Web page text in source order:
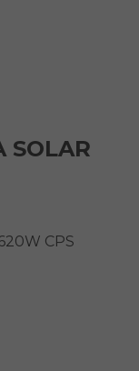
SOLAR
CPS